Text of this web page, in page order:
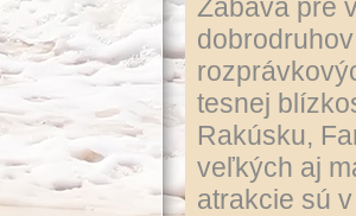
Zábava pre
tesnej
Rakúsku,
veľkých aj
atrakcie sú